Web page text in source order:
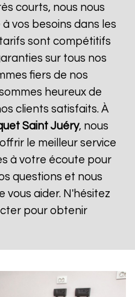
courts, nous nous
vos besoins dans les
sont compétitifs
sur tous nos
fiers de nos
heureux de
clients satisfaits. À
Saint Juéry, nous
le meilleur service
à votre écoute pour
questions et nous
vous aider. N'hésitez
pour obtenir